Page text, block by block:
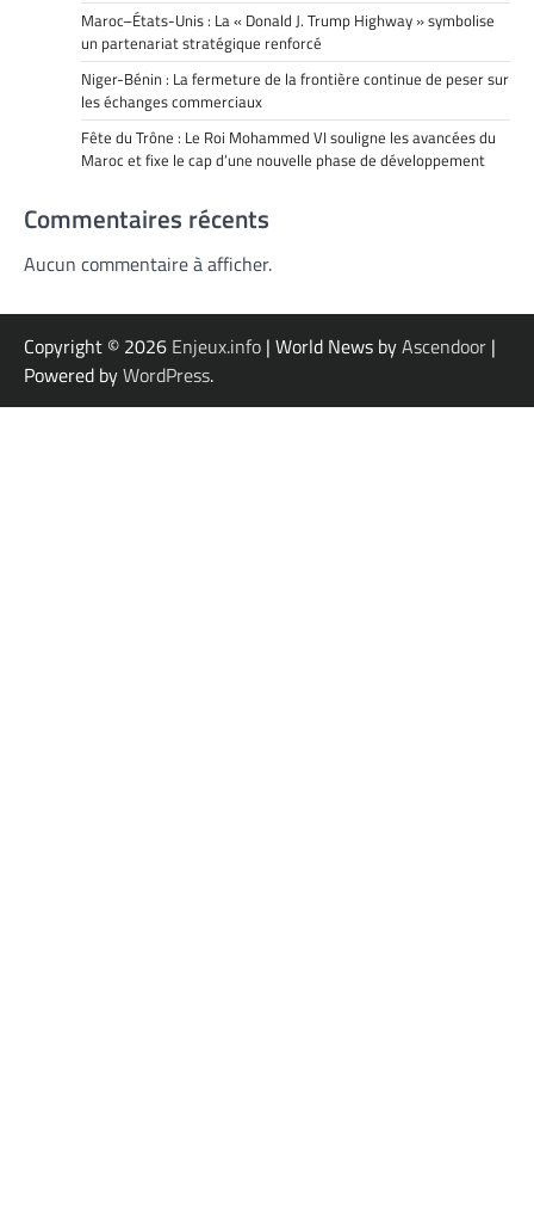
Maroc–États-Unis : La « Donald J. Trump Highway » symbolise
un partenariat stratégique renforcé
Niger-Bénin : La fermeture de la frontière continue de peser sur
les échanges commerciaux
Fête du Trône : Le Roi Mohammed VI souligne les avancées du
Maroc et fixe le cap d’une nouvelle phase de développement
Commentaires récents
Aucun commentaire à afficher.
Copyright © 2026 Enjeux.info | World News byAscendoor |
Powered byWordPress.